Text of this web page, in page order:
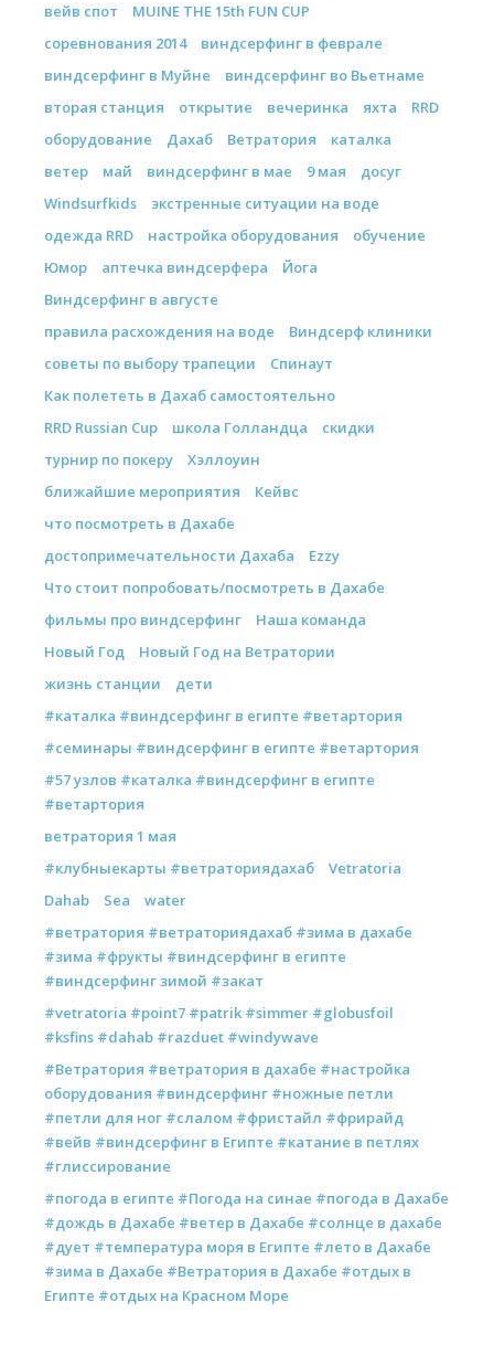
вейв спот
MUINE THE 15th FUN CUP
соревнования 2014
виндсерфинг в феврале
виндсерфинг в Муйне
виндсерфинг во Вьетнаме
вторая станция
открытие вечеринка яхта
RRD
оборудование
Дахаб Ветратория
каталка
ветер
май виндсерфинг в мае 9 мая
досуг
Windsurfkids
экстренные ситуации на воде
одежда RRD
настройка оборудования
обучение
Юмор
аптечка виндсерфера
Йога
Виндсерфинг в августе
правила расхождения на воде
Виндсерф клиники
советы по выбору трапеции
Спинаут
Как полететь в Дахаб самостоятельно
RRD Russian Cup
школа Голландца
скидки
турнир по покеру
Хэллоуин
ближайшие мероприятия
Кейвс
что посмотреть в Дахабе
достопримечательности Дахаба
Ezzy
Что стоит попробовать/посмотреть в Дахабе
фильмы про виндсерфинг
Наша команда
Новый Год
Новый Год на Ветратории
жизнь станции
дети
#каталка #виндсерфинг в египте #ветартория
#семинары #виндсерфинг в египте #ветартория
#57 узлов #каталка #виндсерфинг в египте
#ветартория
ветратория 1 мая
#клубныекарты #ветраториядахаб
Vetratoria
Dahab
Sea
water
#ветратория #ветраториядахаб #зима в дахабе
#зима #фрукты #виндсерфинг в египте
#виндсерфинг зимой #закат
#vetratoria #point7 #patrik #simmer #globusfoil
#ksfins #dahab #razduet #windywave
#Ветратория #ветратория в дахабе #настройка
оборудования #виндсерфинг #ножные петли
#петли для ног #слалом #фристайл #фрирайд
#вейв #виндсерфинг в Египте #катание в петлях
#глиссирование
#погода в египте #Погода на синае #погода в Дахабе
#дождь в Дахабе #ветер в Дахабе #солнце в дахабе
#дует #температура моря в Египте #лето в Дахабе
#зима в Дахабе #Ветратория в Дахабе #отдых в
Египте #отдых на Красном Море